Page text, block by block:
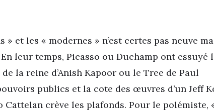
et les « modernes » n’est certes pas neuve
leur temps, Picasso ou Duchamp ont essuyé
la reine d’Anish Kapoor ou le Tree de Paul
publics et la cote des œuvres d’un Jeff
Cattelan crève les plafonds. Pour le polémiste,